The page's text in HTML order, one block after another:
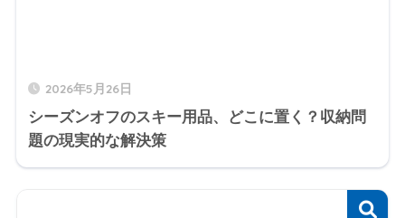
2026年5月26日
シーズンオフのスキー用品、どこに置く？収納問
題の現実的な解決策